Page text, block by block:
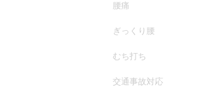
腰痛
ぎっくり腰
むち打ち
交通事故対応